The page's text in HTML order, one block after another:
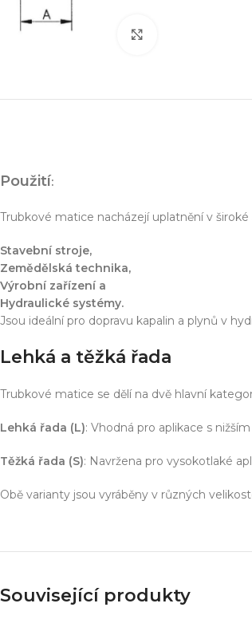
Použití:
Trubkové matice nacházejí uplatnění v
Stavební stroje,
Zemědělská technika,
Výrobní zařízení a
Hydraulické systémy.
Jsou ideální pro dopravu kapalin a plynů v
Lehká a těžká řada
Trubkové matice se dělí na dvě hlavní
Lehká řada (L): Vhodná pro aplikace s
Těžká řada (S): Navržena pro vysokotlaké
Obě varianty jsou vyráběny v různých
Související produkty